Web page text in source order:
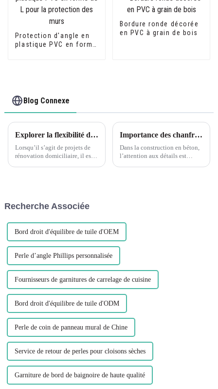
Protection d'angle en
plastique PVC en forme
Bordure ronde décorée
en PVC à grain de bois
Blog Connexe
Explorer la flexibilité de la garniture de coin en forme de L en PVC à grain de bois flexible Leguwe
Lorsqu’il s’agit de projets de
rénovation domiciliaire, il est
est le PVC...
Importance des chanfreins dans les coffrages en béton
Dans la construction en béton,
l’attention aux détails est
Recherche Associée
Bord droit d'équilibre de tuile d'OEM
Perle d’angle Phillips personnalisée
Fournisseurs de garnitures de carrelage de cuisine
Bord droit d'équilibre de tuile d'ODM
Perle de coin de panneau mural de Chine
Service de retour de perles pour cloisons sèches
Garniture de bord de baignoire de haute qualité